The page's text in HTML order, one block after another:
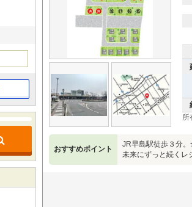
所
おすすめポイント
JR早島駅徒歩３分。
未来にずっと続くレ